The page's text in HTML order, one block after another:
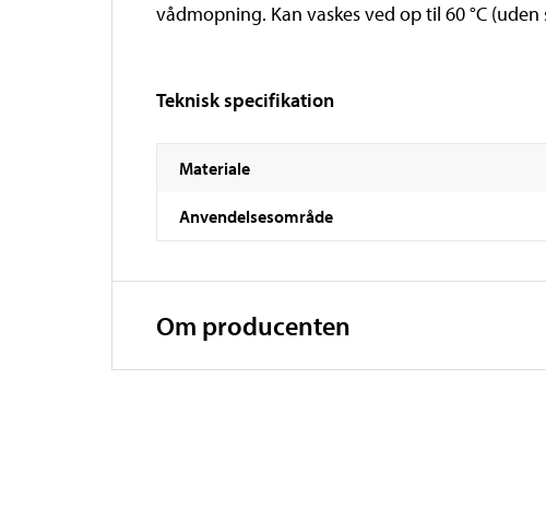
vådmopning. Kan vaskes ved op til 60 °C
Teknisk specifikation
Materiale
Anvendelsesområde
Om producenten